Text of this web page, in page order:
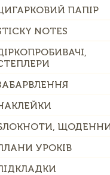
ПАПІР
NOTES
УРОКІВ